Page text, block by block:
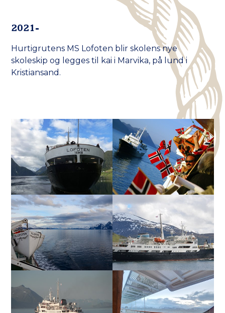
2021-
Hurtigrutens MS Lofoten blir skolens nye
skoleskip og legges til kai i Marvika, på lund i
Kristiansand.